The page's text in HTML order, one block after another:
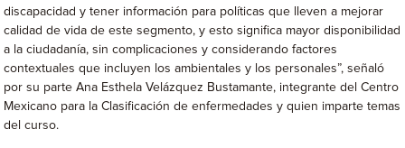
discapacidad y tener información para políticas que lleven a mejorar
calidad de vida de este segmento, y esto significa mayor disponibilidad
a la ciudadanía, sin complicaciones y considerando factores
contextuales que incluyen los ambientales y los personales”, señaló
por su parte Ana Esthela Velázquez Bustamante, integrante del Centro
Mexicano para la Clasificación de enfermedades y quien imparte temas
del curso.